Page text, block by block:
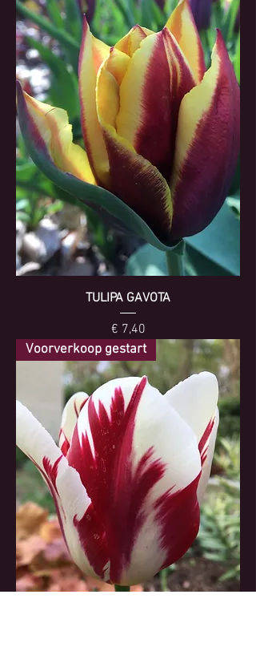
TULIPA GAVOTA
Prijs
€ 7,40
Voorverkoop gestart